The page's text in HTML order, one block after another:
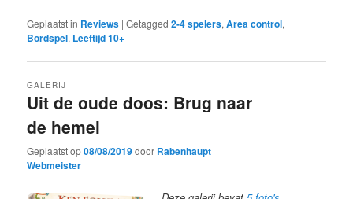
Geplaatst in Reviews |Getagged 2-4 spelers,Area control,
Bordspel, Leeftijd 10+
Uit de oude doos: Brug naar
de hemel
GALERIJ
Geplaatst op08/08/2019door Rabenhaupt
Webmeister